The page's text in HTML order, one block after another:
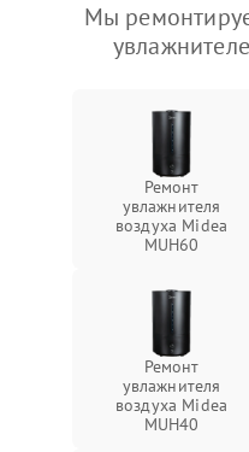
Мы
Ремонт
увлажнителя
воздуха Midea
MUH60
Ремонт
увлажнителя
воздуха Midea
MUH40